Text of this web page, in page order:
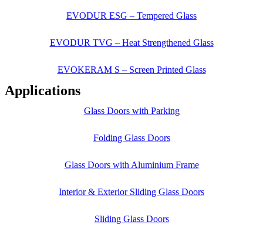
EVODUR ESG – Tempered Glass
EVODUR TVG – Heat Strengthened Glass
EVOKERAM S – Screen Printed Glass
Applications
Glass Doors with Parking
Folding Glass Doors
Glass Doors with Aluminium Frame
Interior & Exterior Sliding Glass Doors
Sliding Glass Doors